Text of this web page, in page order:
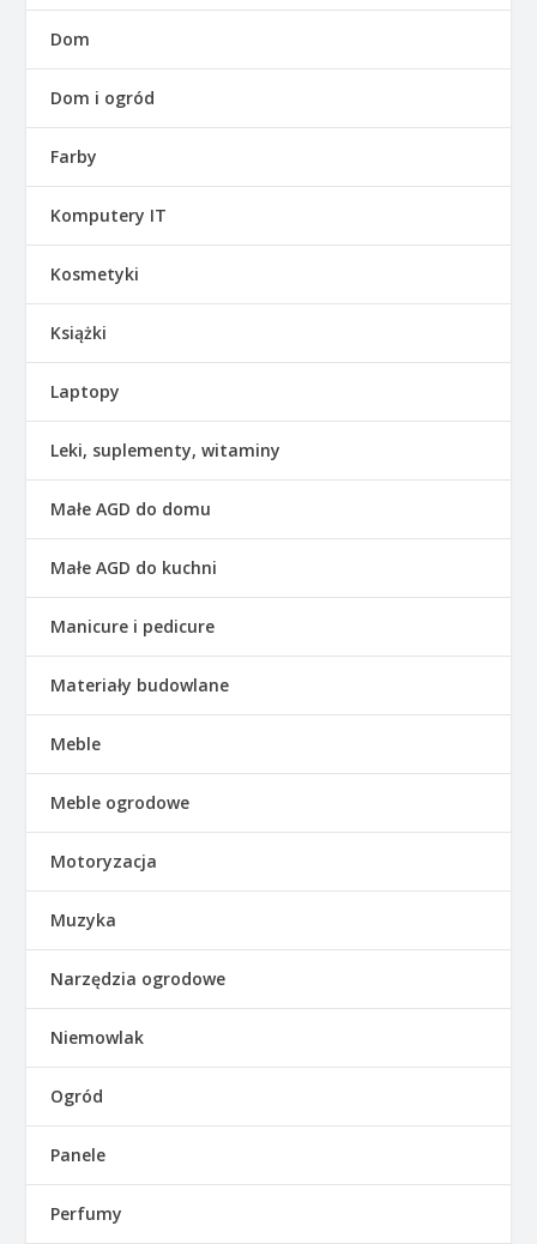
Dom
Dom i ogród
Farby
Komputery IT
Kosmetyki
Książki
Laptopy
Leki, suplementy, witaminy
Małe AGD do domu
Małe AGD do kuchni
Manicure i pedicure
Materiały budowlane
Meble
Meble ogrodowe
Motoryzacja
Muzyka
Narzędzia ogrodowe
Niemowlak
Ogród
Panele
Perfumy